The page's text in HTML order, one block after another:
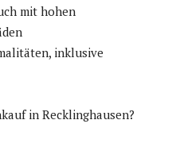
mit hohen
inklusive
in Recklinghausen?